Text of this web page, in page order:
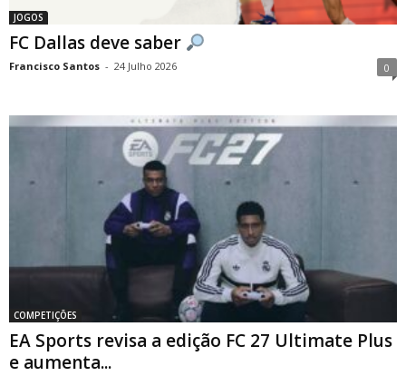
JOGOS
FC Dallas deve saber
Francisco Santos - 24 Julho 2026 0
COMPETIÇÕES
EA Sports revisa a edição FC 27 Ultimate Plus
e aumenta...